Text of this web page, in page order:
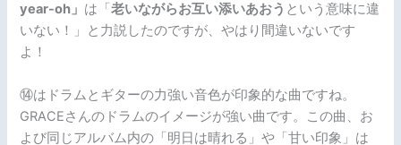
year-oh」 は「老いながらお互い添いあおう という意味に違
いない！」と力説したのですが、やはり間違いないです
よ！
⑭はドラムとギターの力強い音色が印象的な曲ですね。
GRACEさんのドラムのイメージが強い曲です。この曲、お
よび同じアルバム内の「明日は晴れる」や「甘い印象」は